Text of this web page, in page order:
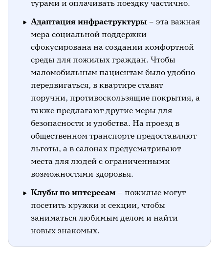
турами и оплачивать поездку частично.
Адаптация инфраструктуры – эта важная
мера социальной поддержки
сфокусирована на создании комфортной
среды для пожилых граждан. Чтобы
маломобильным пациентам было удобно
передвигаться, в квартире ставят
поручни, противоскользящие покрытия, а
также предлагают другие меры для
безопасности и удобства. На проезд в
общественном транспорте предоставляют
льготы, а в салонах предусматривают
места для людей с ограниченными
возможностями здоровья.
Клубы по интересам – пожилые могут
посетить кружки и секции, чтобы
заниматься любимым делом и найти
новых знакомых.